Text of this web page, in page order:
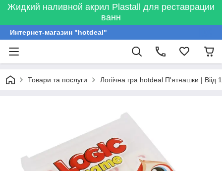
Жидкий наливной акрил Plastall для реставрации
ванн
Интернет-магазин "hotdeal"
Товари та послуги Логіічна гра hotdeal П'ятнашки |